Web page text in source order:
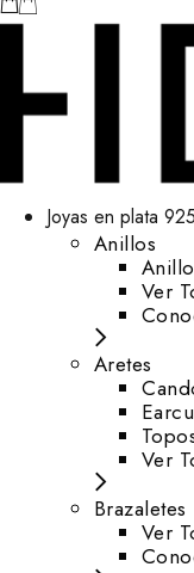
Joyas en plata 925
Anillos
Ver
Aretes
Ver
Brazaletes
Ver